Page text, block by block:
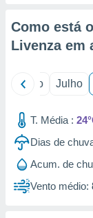
1199
Como está
Livenza em
Junho Julho
T. Média :
Dias de
Acum. de
Vento médio: